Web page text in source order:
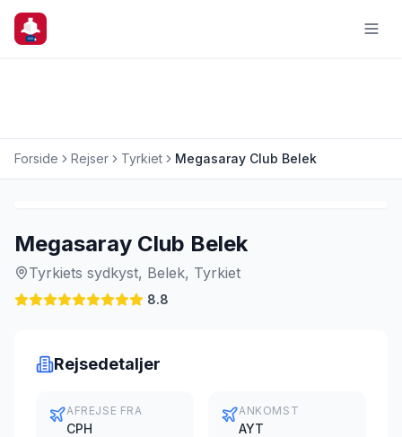
Forside Rejser Tyrkiet Megasaray Club Belek
Megasaray Club Belek
Tyrkiets sydkyst, Belek, Tyrkiet
8.8
Rejsedetaljer
AFREJSE FRA
CPH
ANKOMST
AYT